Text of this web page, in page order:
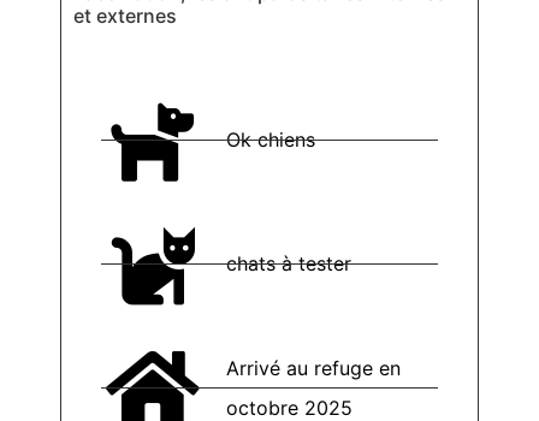
et externes
Ok chiens
chats à tester
Arrivé au refuge en
octobre 2025